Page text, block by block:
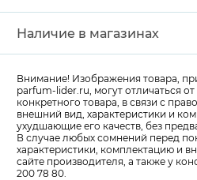
Наличие в магазинах
Внимание! Изображения товара,
parfum-lider.ru, могут отличаться
конкретного товара, в связи с
внешний вид, характеристики и
ухудшающие его качеств, без
В случае любых сомнений перед
характеристики, комплектацию и
сайте производителя, а также у
200 78 80.